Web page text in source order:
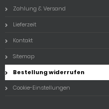
Zahlung & Versand
Lieferzeit
Kontakt
Sitemap
Bestellung widerrufen
Cookie-Einstellungen